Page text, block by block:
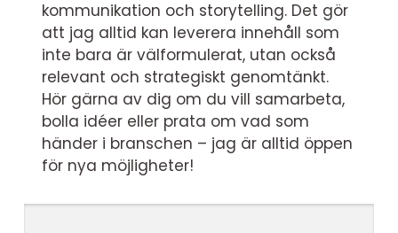
kommunikation och storytelling. Det gör
att jag alltid kan leverera innehåll som
inte bara är välformulerat, utan också
relevant och strategiskt genomtänkt.
Hör gärna av dig om du vill samarbeta,
bolla idéer eller prata om vad som
händer i branschen – jag är alltid öppen
för nya möjligheter!